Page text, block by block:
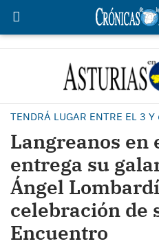
TENDRÁ LUGAR ENTRE EL 3
Langreanos en
entrega su
Ángel
celebración de
Encuentro